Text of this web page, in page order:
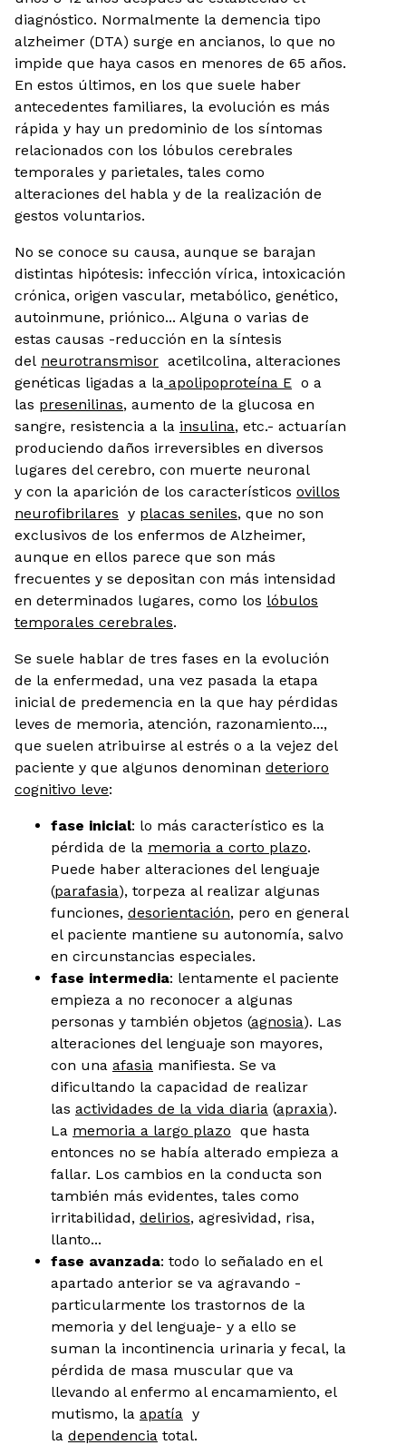
diagnóstico. Normalmente la demencia tipo
alzheimer (DTA) surge en ancianos, lo que no
impide que haya casos en menores de 65 años.
En estos últimos, en los que suele haber
antecedentes familiares, la evolución es más
rápida y hay un predominio de los síntomas
relacionados con los lóbulos cerebrales
temporales y parietales, tales como
alteraciones del habla y de la realización de
gestos voluntarios.
No se conoce su causa, aunque se barajan
distintas hipótesis: infección vírica, intoxicación
crónica, origen vascular, metabólico, genético,
autoinmune, priónico... Alguna o varias de
estas causas -reducción en la síntesis
del neurotransmisor acetilcolina, alteraciones
genéticas ligadas a la apolipoproteína E o a
las presenilinas, aumento de la glucosa en
sangre, resistencia a la insulina, etc.- actuarían
produciendo daños irreversibles en diversos
lugares del cerebro, con muerte neuronal
y con la aparición de los característicos ovillos
neurofibrilares y placas seniles, que no son
exclusivos de los enfermos de Alzheimer,
aunque en ellos parece que son más
frecuentes y se depositan con más intensidad
en determinados lugares, como los lóbulos
temporales cerebrales.
Se suele hablar de tres fases en la evolución
de la enfermedad, una vez pasada la etapa
inicial de predemencia en la que hay pérdidas
leves de memoria, atención, razonamiento...,
que suelen atribuirse al estrés o a la vejez del
paciente y que algunos denominan deterioro
cognitivo leve:
fase inicial: lo más característico es la
pérdida de la memoria a corto plazo.
Puede haber alteraciones del lenguaje
(parafasia), torpeza al realizar algunas
funciones, desorientación, pero en general
el paciente mantiene su autonomía, salvo
en circunstancias especiales.
fase intermedia: lentamente el paciente
empieza a no reconocer a algunas
personas y también objetos (agnosia). Las
alteraciones del lenguaje son mayores,
con una afasia manifiesta. Se va
dificultando la capacidad de realizar
las actividades de la vida diaria (apraxia).
La memoria a largo plazo que hasta
entonces no se había alterado empieza a
fallar. Los cambios en la conducta son
también más evidentes, tales como
irritabilidad, delirios, agresividad, risa,
llanto...
fase avanzada: todo lo señalado en el
apartado anterior se va agravando -
particularmente los trastornos de la
memoria y del lenguaje- y a ello se
suman la incontinencia urinaria y fecal, la
pérdida de masa muscular que va
llevando al enfermo al encamamiento, el
mutismo, la apatía y
la dependencia total.